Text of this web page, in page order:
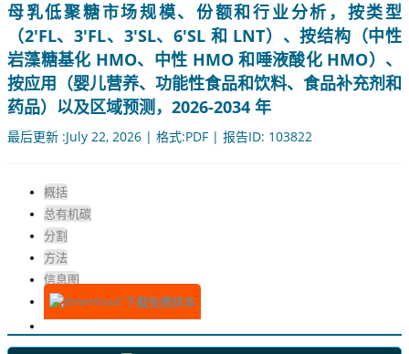
母乳低聚糖市场规模、份额和行业分析，按类型
（2'FL、3'FL、3'SL、6'SL 和 LNT）、按结构（中性
岩藻糖基化 HMO、中性 HMO 和唾液酸化 HMO）、
按应用（婴儿营养、功能性食品和饮料、食品补充剂和
药品）以及区域预测，2026-2034 年
最后更新 :July 22, 2026 | 格式:PDF | 报告ID: 103822
概括
总有机碳
分割
方法
信息图
下载免费样本